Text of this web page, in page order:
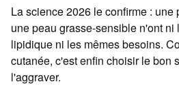
La science 2026 le confirme :
une peau grasse-sensible n'ont ni
lipidique ni les mêmes besoins.
cutanée, c'est enfin choisir le bon
l'aggraver.